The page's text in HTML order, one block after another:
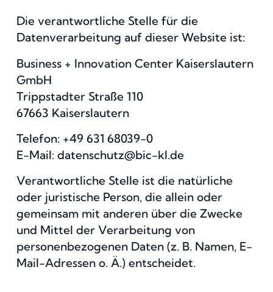
Die verantwortliche Stelle für die
Datenverarbeitung auf dieser Website ist:
Business + Innovation Center Kaiserslautern
GmbH
Trippstadter Straße 110
67663 Kaiserslautern
Telefon: +49 631 68039-0
E-Mail: datenschutz@bic-kl.de
Verantwortliche Stelle ist die natürliche
oder juristische Person, die allein oder
gemeinsam mit anderen über die Zwecke
und Mittel der Verarbeitung von
personenbezogenen Daten (z. B. Namen, E-
Mail-Adressen o. Ä.) entscheidet.